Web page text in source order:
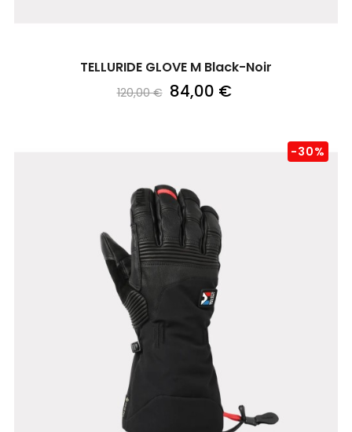
TELLURIDE GLOVE M Black-Noir
120,00 € 84,00 €
-30%